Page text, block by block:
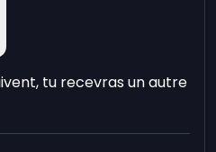
tu recevras un autre